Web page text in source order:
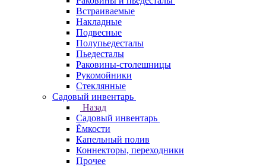
Встраиваемые
Накладные
Подвесные
Полупьедесталы
Пьедесталы
Раковины-столешницы
Рукомойники
Стеклянные
Садовый инвентарь
Назад
Садовый инвентарь
Ёмкости
Капельный полив
Коннекторы, переходники
Прочее